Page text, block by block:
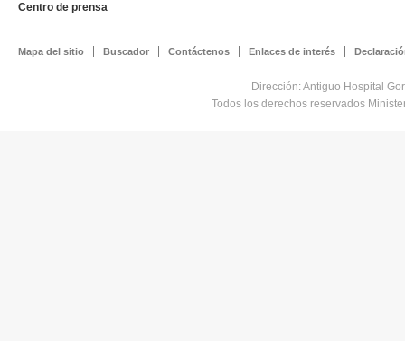
Centro de prensa
Mapa del sitio Buscador Contáctenos Enlaces de interés
Dirección: Antiguo Hospital
Todos los derechos reservados